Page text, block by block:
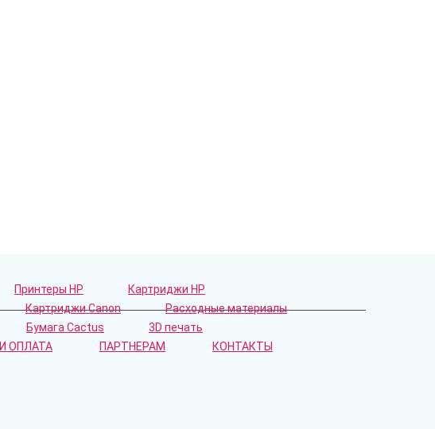
Принтеры HP
Картриджи HP
Картриджи Canon
Расходные материалы
Бумага Cactus
3D печать
ОПЛАТА ПАРТНЕРАМ КОНТАКТЫ